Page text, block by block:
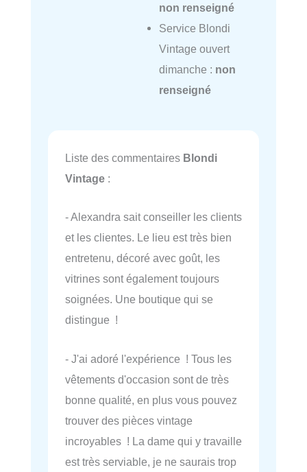
non renseigné
Service Blondi
Vintage ouvert
dimanche : non
renseigné
Liste des commentaires Blondi
Vintage :
- Alexandra sait conseiller les clients
et les clientes. Le lieu est très bien
entretenu, décoré avec goût, les
vitrines sont également toujours
soignées. Une boutique qui se
distingue !
- J'ai adoré l'expérience ! Tous les
vêtements d'occasion sont de très
bonne qualité, en plus vous pouvez
trouver des pièces vintage
incroyables ! La dame qui y travaille
est très serviable, je ne saurais trop